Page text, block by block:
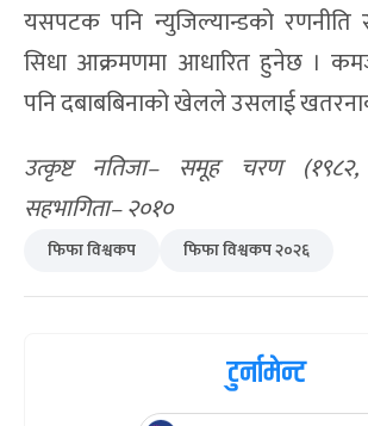
यसपटक पनि न्युजिल्यान्डको रणनीति
सिधा आक्रमणमा आधारित हुनेछ ।
पनि दबाबबिनाको खेलले उसलाई
उत्कृष्ट नतिजा– समूह चरण (१९८२,
सहभागिता– २०१०
फिफा विश्वकप फिफा विश्वकप २०२६
टुर्नामेन्ट